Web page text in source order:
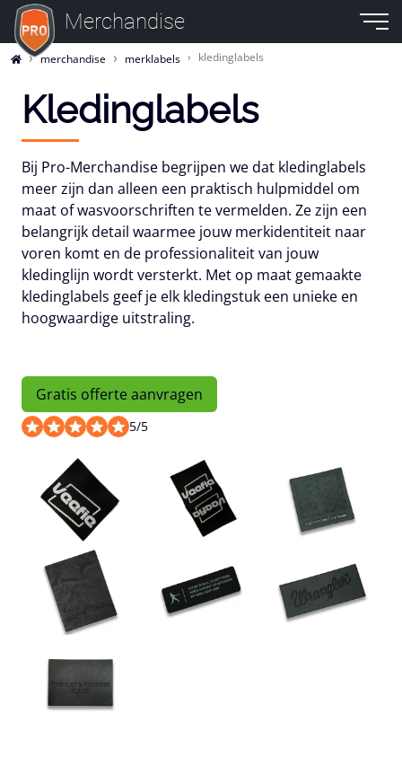
Merchandise
merchandise merklabels kledinglabels
Kledinglabels
Bij Pro-Merchandise begrijpen we dat kledinglabels
meer zijn dan alleen een praktisch hulpmiddel om
maat of wasvoorschriften te vermelden. Ze zijn een
belangrijk detail waarmee jouw merkidentiteit naar
voren komt en de professionaliteit van jouw
kledinglijn wordt versterkt. Met op maat gemaakte
kledinglabels geef je elk kledingstuk een unieke en
hoogwaardige uitstraling.
Gratis offerte aanvragen
5/5